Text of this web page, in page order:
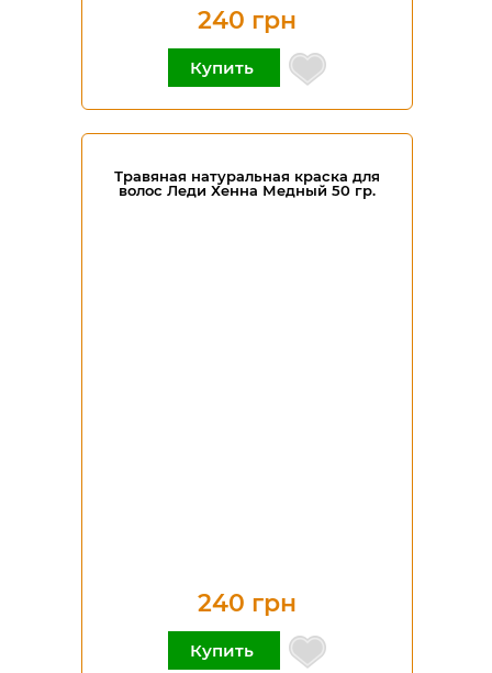
240 грн
Купить
Травяная натуральная краска для
волос Леди Хенна Медный 50 гр.
240 грн
Купить